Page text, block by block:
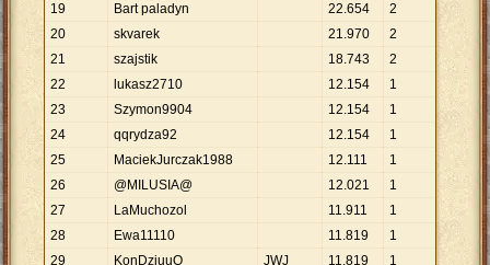
19
Bart paladyn 22.654
2
20
skvarek 21.970
2
21
szajstik 18.743
2
22
lukasz2710 12.154
1
23
Szymon9904 12.154
1
24
qqrydza92 12.154
1
25
MaciekJurczak1988 12.111
1
26
@MILUSIA@ 12.021
1
27
LaMuchozol 11.911
1
28
Ewa11110 11.819
1
29
KonDziuuQ JWJ 11.819
1